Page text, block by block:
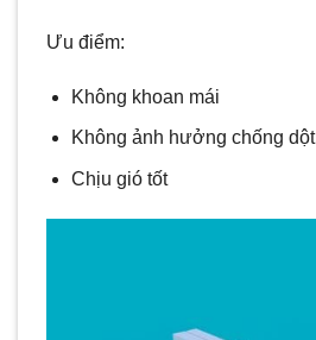
Ưu điểm:
Không khoan mái
Không ảnh hưởng chống dột
Chịu gió tốt